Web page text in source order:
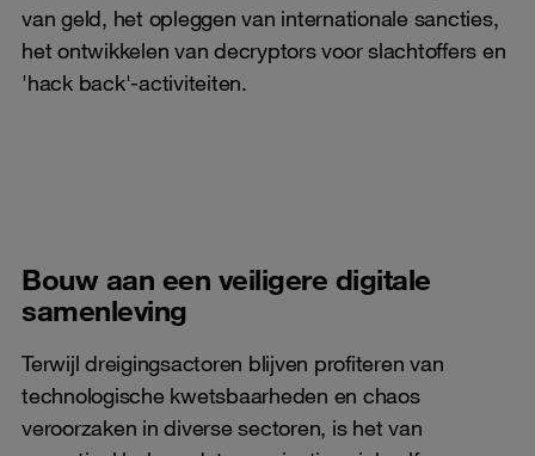
van geld, het opleggen van internationale sancties,
het ontwikkelen van decryptors voor slachtoffers en
'hack back'-activiteiten.
Bouw aan een veiligere digitale
samenleving
Terwijl dreigingsactoren blijven profiteren van
technologische kwetsbaarheden en chaos
veroorzaken in diverse sectoren, is het van